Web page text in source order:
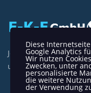
Jeder Tag ist ein neuer
unsere Kunden
Diese
Google Analytics
Wir nutzen
Zwecken, unter
personalisierte
die weitere
der Verwendung